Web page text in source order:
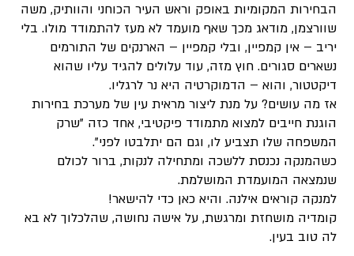
הבחירות המקומיות באופק וראש העיר הכוחני והוותיק, משה
שוורצמן, מודאג מכך שאף מועמד לא מעז להתמודד מולו. בלי
יריב – אין קמפיין, ובלי קמפיין – הארנקים של התורמים
נשארים סגורים. חוץ מזה, עוד עלולים להגיד עליו שהוא
דיקטטור, והוא – הדמוקרטיה היא נר לרגליו.
אז מה עושים? על מנת ליצור מראית עין של מערכת בחירות
הוגנת חייבים למצוא מתמודד פיקטיבי, אחד כזה "שרק
המשפחה שלו תצביע לו, וגם הם יתלבטו לפני".
כשהמנקה נכנסת ללשכה ומתחילה לנקות, ברור לכולם
שנמצאה המועמדת המושלמת.
למנקה קוראים אילנה. והיא כאן כדי להישאר!
קומדיה מושחזת ומרגשת, על אישה נחושה, שהלכלוך לא בא
לה טוב בעין.